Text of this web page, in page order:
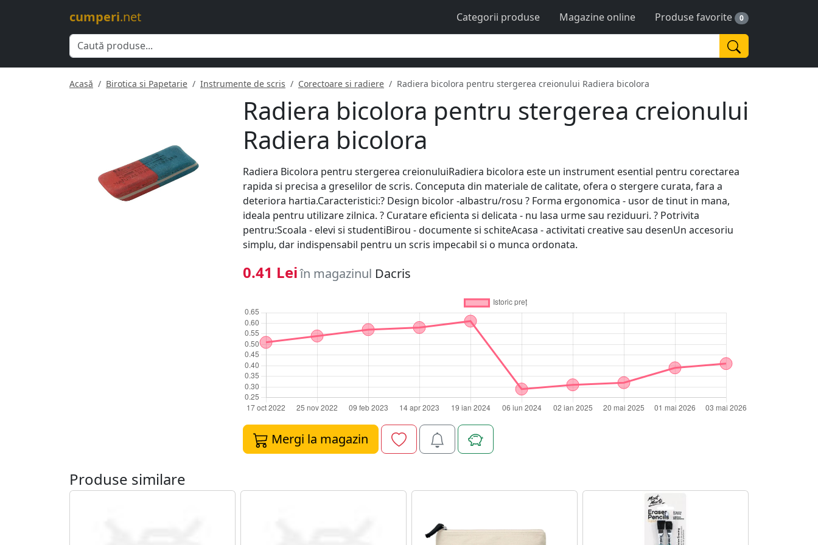
cumperi.net Categorii produse Magazine online Produse favorite 0
Acasă Birotica si Papetarie Instrumente de scris Corectoare si radiere Radiera bicolora pentru stergerea creionului Radiera bicolora
Radiera bicolora pentru stergerea creionului
Radiera bicolora
Radiera Bicolora pentru stergerea creionuluiRadiera bicolora este un instrument esential pentru corectarea
rapida si precisa a greselilor de scris. Conceputa din materiale de calitate, ofera o stergere curata, fara a
deteriora hartia.Caracteristici:? Design bicolor -albastru/rosu ? Forma ergonomica - usor de tinut in mana,
ideala pentru utilizare zilnica. ? Curatare eficienta si delicata - nu lasa urme sau reziduuri. ? Potrivita
pentru:Scoala - elevi si studentiBirou - documente si schiteAcasa - activitati creative sau desenUn accesoriu
simplu, dar indispensabil pentru un scris impecabil si o munca ordonata.
0.41 Leiîn magazinul Dacris
Mergi la magazin
Produse similare